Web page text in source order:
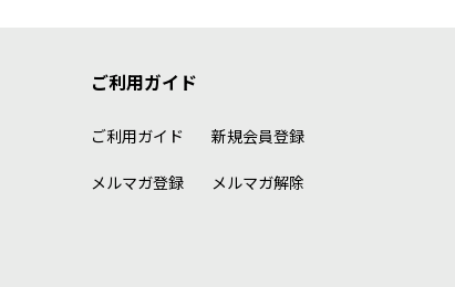
ご利用ガイド
ご利用ガイド
メルマガ登録
新規会員登録
メルマガ解除